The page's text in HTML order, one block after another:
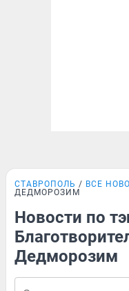
СТАВРОПОЛЬ ВСЕ
ДЕДМОРОЗИМ
Новости по
Дедморозим